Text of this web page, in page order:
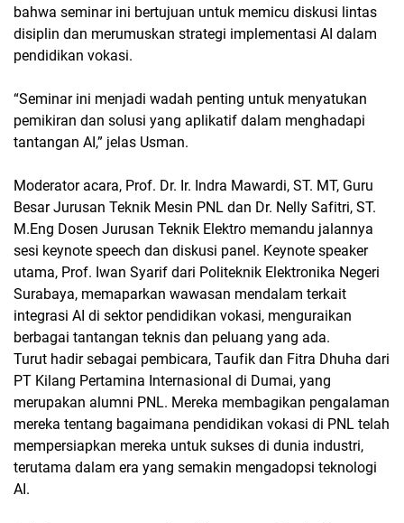
bahwa seminar ini bertujuan untuk memicu diskusi lintas
disiplin dan merumuskan strategi implementasi AI dalam
pendidikan vokasi.
“Seminar ini menjadi wadah penting untuk menyatukan
pemikiran dan solusi yang aplikatif dalam menghadapi
tantangan AI,” jelas Usman.
Moderator acara, Prof. Dr. Ir. Indra Mawardi, ST. MT, Guru
Besar Jurusan Teknik Mesin PNL dan Dr. Nelly Safitri, ST.
M.Eng Dosen Jurusan Teknik Elektro memandu jalannya
sesi keynote speech dan diskusi panel. Keynote speaker
utama, Prof. Iwan Syarif dari Politeknik Elektronika Negeri
Surabaya, memaparkan wawasan mendalam terkait
integrasi AI di sektor pendidikan vokasi, menguraikan
berbagai tantangan teknis dan peluang yang ada.
Turut hadir sebagai pembicara, Taufik dan Fitra Dhuha dari
PT Kilang Pertamina Internasional di Dumai, yang
merupakan alumni PNL. Mereka membagikan pengalaman
mereka tentang bagaimana pendidikan vokasi di PNL telah
mempersiapkan mereka untuk sukses di dunia industri,
terutama dalam era yang semakin mengadopsi teknologi
AI.